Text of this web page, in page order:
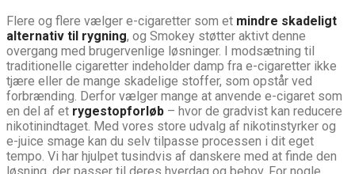
Flere og flere vælger e-cigaretter som et mindre skadeligt
alternativ til rygning, og Smokey støtter aktivt denne
overgang med brugervenlige løsninger. I modsætning til
traditionelle cigaretter indeholder damp fra e-cigaretter ikke
tjære eller de mange skadelige stoffer, som opstår ved
forbrænding. Derfor vælger mange at anvende e-cigaret som
en del af et rygestopforløb – hvor de gradvist kan reducere
nikotinindtaget. Med vores store udvalg af nikotinstyrker og
e-juice smage kan du selv tilpasse processen i dit eget
tempo. Vi har hjulpet tusindvis af danskere med at finde den